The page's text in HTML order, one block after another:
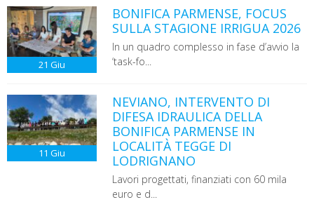
21 Giu
BONIFICA PARMENSE, FOCUS
SULLA STAGIONE IRRIGUA 2026
In un quadro complesso in fase d’avvio la
‘task-fo...
11 Giu
NEVIANO, INTERVENTO DI
DIFESA IDRAULICA DELLA
BONIFICA PARMENSE IN
LOCALITÀ TEGGE DI
LODRIGNANO
Lavori progettati, finanziati con 60 mila
euro e d...